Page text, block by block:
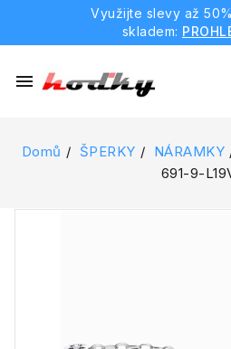
Využijte slevy až
skladem:
menu
Domů ŠPERKY NÁRAMKY
691-9-